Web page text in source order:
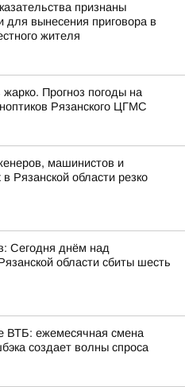
признаны
для вынесения приговора в
жителя
Прогноз погоды на
Рязанского ЦГМС
машинистов и
Рязанской области резко
Сегодня днём над
области сбиты шесть
ВТБ: ежемесячная смена
создает волны спроса